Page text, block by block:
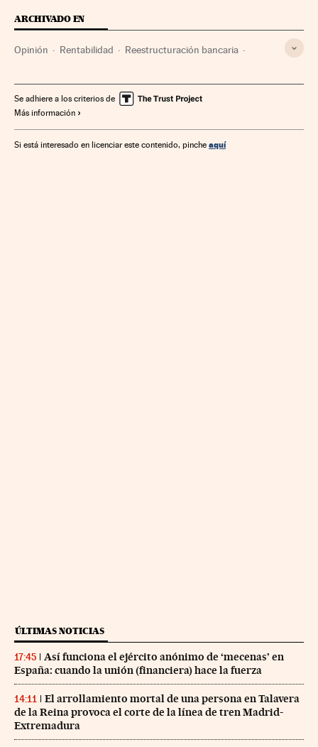
ARCHIVADO EN
Opinión Rentabilidad Reestructuración bancaria
Empresas Banca Economía Finanzas
Se adhiere a los criterios de
Más información
Si está interesado en licenciar este contenido, pinche aquí
ÚLTIMAS NOTICIAS
17:45
Así funciona el ejército anónimo de ‘mecenas’ en
España: cuando la unión (financiera) hace la fuerza
14:11
El arrollamiento mortal de una persona en Talavera
de la Reina provoca el corte de la línea de tren Madrid-
Extremadura